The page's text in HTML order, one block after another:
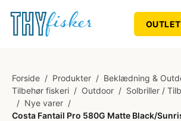
OUTLET
Forside / Produkter / Beklædning &
Tilbehør fiskeri / Outdoor / Solbriller /
/ Nye varer /
Costa Fantail Pro 580G Matte Black/